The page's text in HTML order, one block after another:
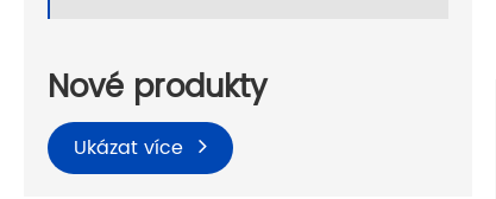
Nové produkty
Ukázat více